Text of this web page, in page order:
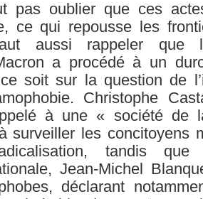
pas oublier que ces
ce qui repousse les
aussi rappeler que
a procédé à un
soit sur la question de
Christophe
à une « société de
surveiller les concitoyens
tandis
Jean-Michel
déclarant